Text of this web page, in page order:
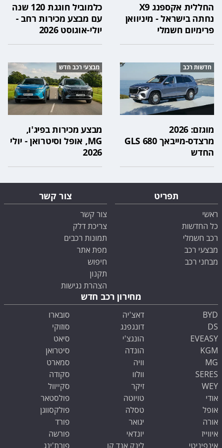
החללית אקספנג X9
נחתה בישראל - מיניוואן
פרימיום חשמלי
כלמוביל חוגגת 120 שנה
עם מבצע מכירות רחב -
יולי-אוגוסט 2026
חדשות רכב
מוגזם: 2026
מרצדס-מייבאך GLS 680
החדש
מבצעי רכב חדש
מבצע מכירות בפיג'ו,
MG, אופל וסיטרואן - יולי
2026
תפריט
ראשי
כל החדשות
רכב חשמלי
מבצעי רכב
מבחני רכב
צור קשר
צור קשר
צריכת דלק
תמונות רכבים
מפת אתר
חיפוש
תקנון
הצהרת נגישות
מחירון רכב חדש
BYD
DS
EVEASY
KGM
MG
SERES
WEY
אודי
אופל
אורה
איווייז
אינפיניטי
דאצ'יה
דונגפנג
הונגצ'י
הונדה
וויה
וולוו
זיקר
טויוטה
טסלה
יגואר
יונדאי
לינק אנד קו
סובארו
סוזוקי
סיאט
סיטרואן
סמארט
סקודה
סקייוול
פולסטאר
פולקסווגן
פורד
פורשה
פורת'ינג